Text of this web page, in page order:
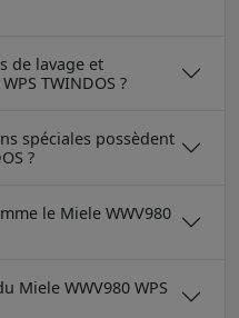
de lavage et
TWINDOS ?
spéciales possèdent
?
le Miele WWV980
Miele WWV980 WPS